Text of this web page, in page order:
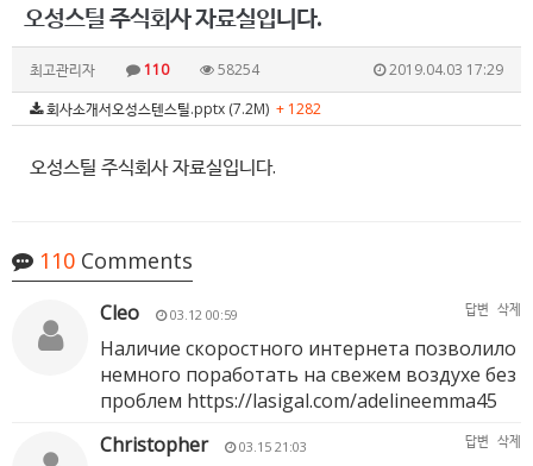
오성스틸 주식회사 자료실입니다.
최고관리자 110 58254
2019.04.03 17:29
회사소개서오성스텐스틸.pptx (7.2M) + 1282
오성스틸 주식회사 자료실입니다.
110 Comments
Cleo 03.12 00:59 답변 삭제
Наличие скоростного интернета позволило
немного поработать на свежем воздухе без
проблем https://lasigal.com/adelineemma45
Christopher
03.15 21:03 답변 삭제